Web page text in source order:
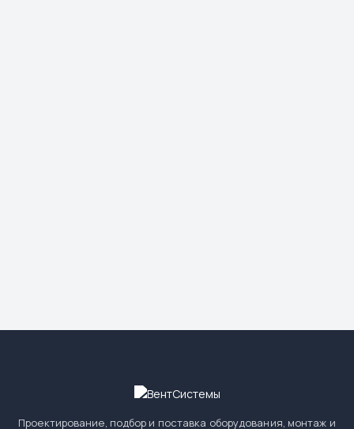
Проектирование, подбор и поставка оборудования, монтаж и